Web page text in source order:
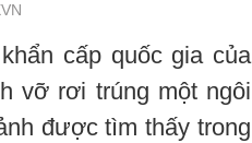
cấp quốc gia của
vỡ rơi trúng một ngôi
được tìm thấy trong